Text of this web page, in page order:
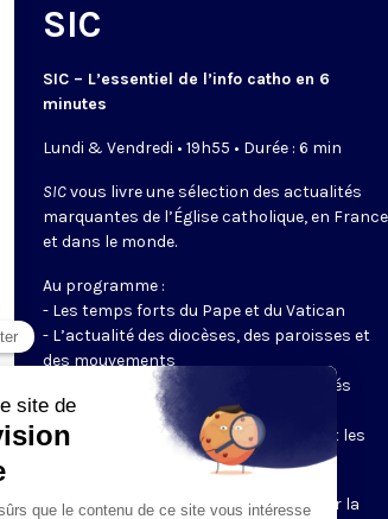
SIC
SIC – L’essentiel de l’info catho en 6
minutes
Lundi & Vendredi • 19h55 • Durée : 6 min
SICvous livre une sélection des actualités
marquantes de l’Église catholique, en France
et dans le monde.
Au programme :
- Les temps forts du Pape et du Vatican
- L’actualité des diocèses, des paroisses et
des mouvements
- Les initiatives des catholiques engagés
dans le monde
- Les grands événements ecclésiaux et les
enjeux du moment pour la société
Un journal tout en images, préparé par la